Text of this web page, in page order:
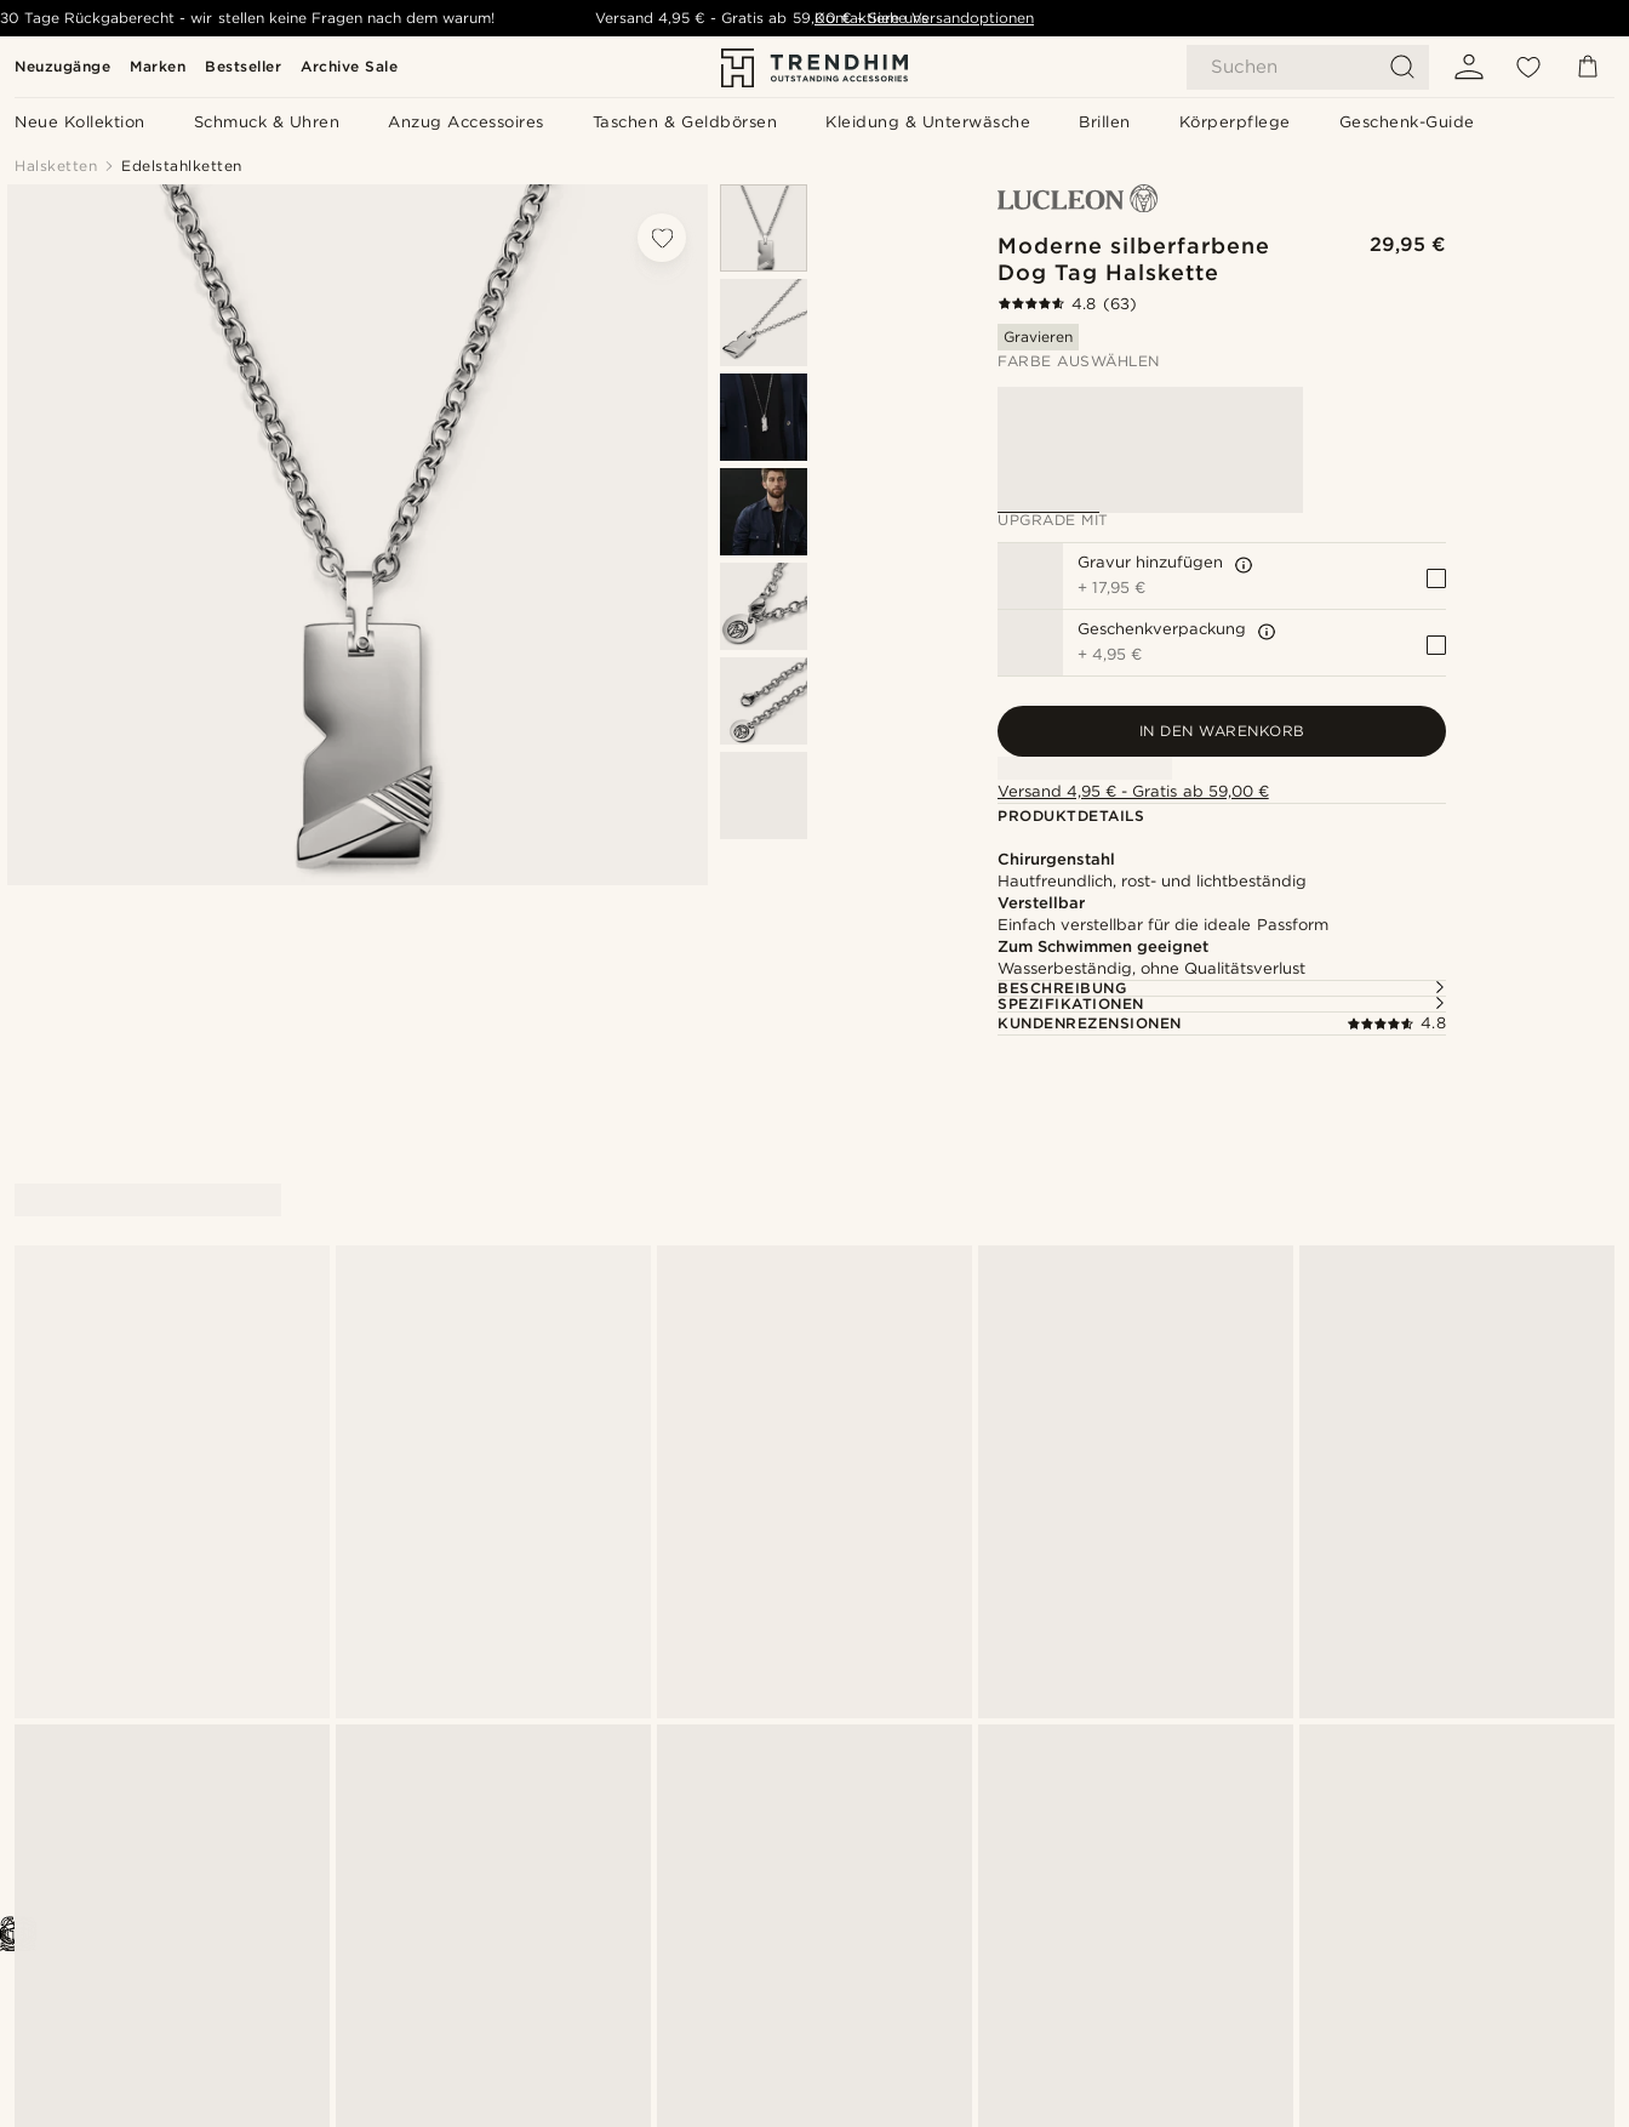
Neuzugänge Marken Bestseller Archive Sale Suchen
Neue Kollektion Schmuck & Uhren Anzug Accessoires Taschen & Geldbörsen Kleidung & Unterwäsche Brillen Körperpflege Geschenk-Guide
30 Tage Rückgaberecht - wir stellen keine Fragen nach dem warum! Versand 4,95 € -Gratis ab 59,00 € - Siehe Versandoptionen
Kontaktiere uns
Halsketten Edelstahlketten
Moderne silberfarbene
Dog Tag Halskette
29,95 €
4.8 (63)
Gravieren
FARBE AUSWÄHLEN
UPGRADE MIT
Gravur hinzufügen
+17,95 €
Geschenkverpackung
+4,95 €
IN DEN WARENKORB
Versand 4,95 € - Gratis ab 59,00 €
PRODUKTDETAILS
Chirurgenstahl
Hautfreundlich, rost- und lichtbeständig
Verstellbar
Einfach verstellbar für die ideale Passform
Zum Schwimmen geeignet
Wasserbeständig, ohne Qualitätsverlust
BESCHREIBUNG
SPEZIFIKATIONEN
KUNDENREZENSIONEN
4.8